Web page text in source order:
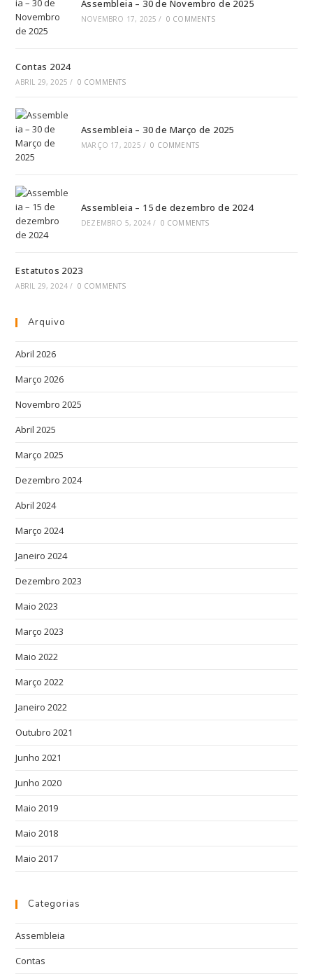
Assembleia – 30 de Novembro de 2025
NOVEMBRO 17, 2025 / 0 COMMENTS
Contas 2024
ABRIL 29, 2025 / 0 COMMENTS
Assembleia – 30 de Março de 2025
MARÇO 17, 2025 / 0 COMMENTS
Assembleia – 15 de dezembro de 2024
DEZEMBRO 5, 2024 / 0 COMMENTS
Estatutos 2023
ABRIL 29, 2024 / 0 COMMENTS
Arquivo
Abril 2026
Março 2026
Novembro 2025
Abril 2025
Março 2025
Dezembro 2024
Abril 2024
Março 2024
Janeiro 2024
Dezembro 2023
Maio 2023
Março 2023
Maio 2022
Março 2022
Janeiro 2022
Outubro 2021
Junho 2021
Junho 2020
Maio 2019
Maio 2018
Maio 2017
Categorias
Assembleia
Contas